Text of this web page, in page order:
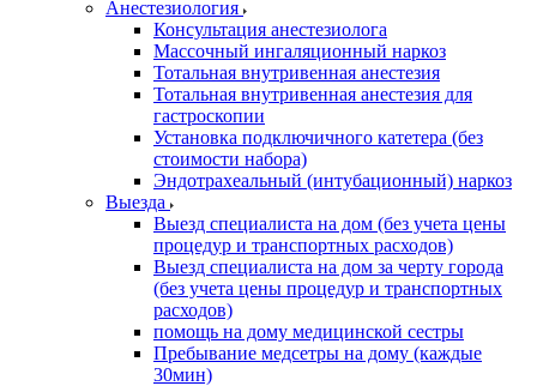
Анестезиология
Консультация анестезиолога
Массочный ингаляционный наркоз
Тотальная внутривенная анестезия
Тотальная внутривенная анестезия для
гастроскопии
Установка подключичного катетера (без
стоимости набора)
Эндотрахеальный (интубационный) наркоз
Выезда
Выезд специалиста на дом (без учета цены
процедур и транспортных расходов)
Выезд специалиста на дом за черту города
(без учета цены процедур и транспортных
расходов)
помощь на дому медицинской сестры
Пребывание медсетры на дому (каждые
30мин)